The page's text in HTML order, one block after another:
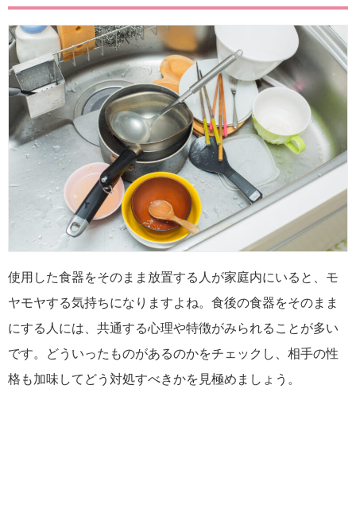
使用した食器をそのまま放置する人が家庭内にいると、モ
ヤモヤする気持ちになりますよね。食後の食器をそのまま
にする人には、共通する心理や特徴がみられることが多い
です。どういったものがあるのかをチェックし、相手の性
格も加味してどう対処すべきかを見極めましょう。